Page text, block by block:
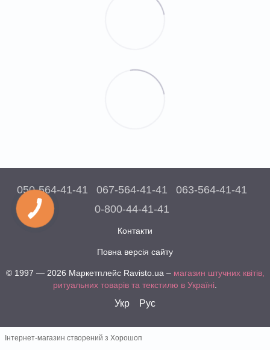
050-564-41-41 067-564-41-41
063-564-41-41
0-800-44-41-41
Контакти
Повна версія сайту
© 1997 — 2026 Маркетплейс Ravisto.ua – магазин штучних квітів,
ритуальних товарів та текстилю в Україні
Укр Рус
Інтернет-магазин створений з Хорошоп